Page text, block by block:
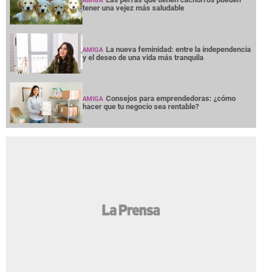
tener una vejez más saludable
AMIGA La nueva feminidad: entre la independencia
y el deseo de una vida más tranquila
AMIGA Consejos para emprendedoras: ¿cómo
hacer que tu negocio sea rentable?